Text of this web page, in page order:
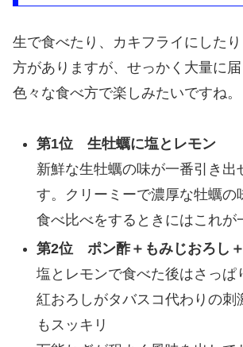
生で食べたり、カキフライにした
方がありますが、せっかく大量に
色々な食べ方で楽しみたいですね。
第1位 生牡蠣に塩とレモン
新鮮な生牡蠣の味が一番引き出
す。クリーミーで濃厚な牡蠣の
食べ比べをするときにはこれが
第2位 ポン酢＋もみじおろし
塩とレモンで食べた後はさっぱ
紅おろしがタバスコ代わりの刺
もスッキリ